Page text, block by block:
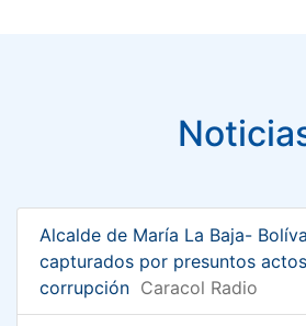
Alcalde de María La Baja-
capturados por presuntos
corrupción Caracol Radio